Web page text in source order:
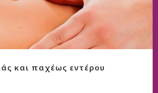
και παχέως εντέρου